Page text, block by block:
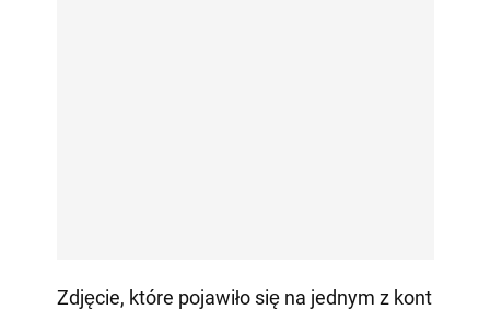
Zdjęcie, które pojawiło się na jednym z kont